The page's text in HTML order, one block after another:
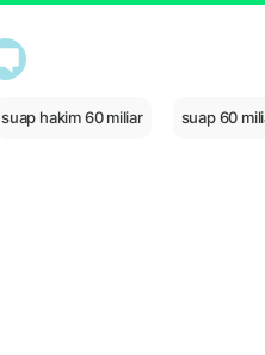
suap hakim 60 miliar suap 60